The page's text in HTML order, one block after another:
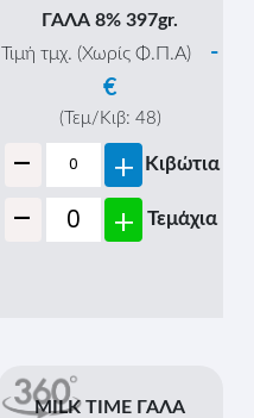
ΓΑΛΑ 8% 397gr.
Τιμή τμχ. (Χωρίς Φ.Π.Α)
-
€
(Τεμ/Κιβ: 48)
- + Κιβώτια
- + Τεμάχια
MILK TIME ΓΑΛΑ